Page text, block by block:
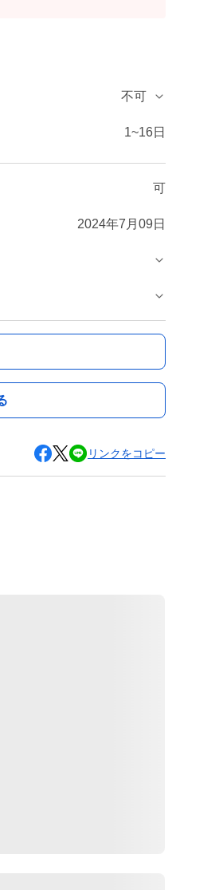
不可
1~16日
可
2024年7月09日
リンクをコピー